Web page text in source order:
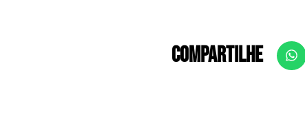
COMPARTILHE